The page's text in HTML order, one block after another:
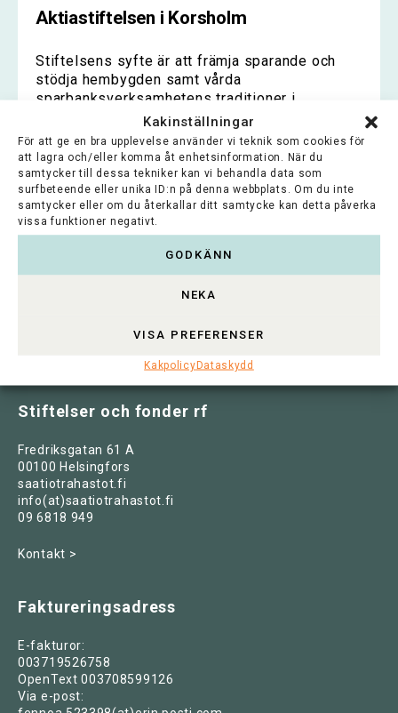
Kakinställningar
För att ge en bra upplevelse använder vi teknik som cookies för
att lagra och/eller komma åt enhetsinformation. När du
samtycker till dessa tekniker kan vi behandla data som
surfbeteende eller unika ID:n på denna webbplats. Om du inte
samtycker eller om du återkallar ditt samtycke kan detta påverka
vissa funktioner negativt.
GODKÄNN
NEKA
VISA PREFERENSER
KakpolicyDataskydd
Aktiastiftelsen i Korsholm
Stiftelsens syfte är att främja sparande och
stödja hembygden samt vårda
sparbanksverksamhetens traditioner i...
Lue koko artikkeli >
EDELLINEN SIVU
Stiftelser och fonder rf
Fredriksgatan 61 A
00100 Helsingfors
saatiotrahastot.fi
info(at)saatiotrahastot.fi
09 6818 949
Kontakt >
Faktureringsadress
E-fakturor:
003719526758
OpenText 003708599126
Via e-post: